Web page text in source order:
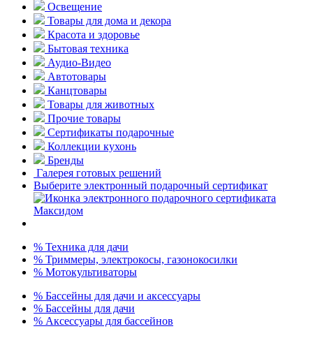
Освещение
Товары для дома и декора
Красота и здоровье
Бытовая техника
Аудио-Видео
Автотовары
Канцтовары
Товары для животных
Прочие товары
Сертификаты подарочные
Коллекции кухонь
Бренды
Галерея готовых решений
Выберите электронный подарочный сертификат
% Техника для дачи
% Триммеры, электрокосы, газонокосилки
% Мотокультиваторы
% Бассейны для дачи и аксессуары
% Бассейны для дачи
% Аксессуары для бассейнов